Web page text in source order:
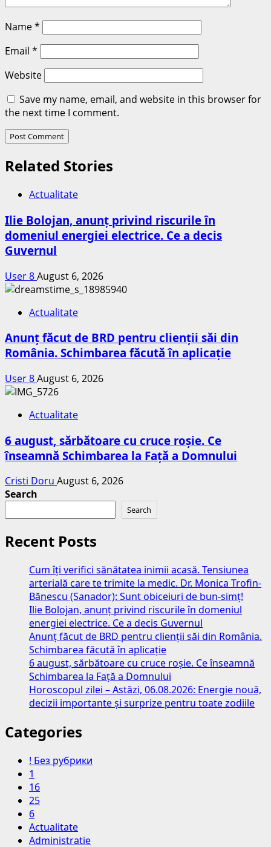
Name*
Email *
Website
Save my name, email, and website in this browser for
the next time I comment.
Related Stories
Actualitate
Ilie Bolojan, anunț privind riscurile în
domeniul energiei electrice. Ce a decis
Guvernul
User 8August 6, 2026
Actualitate
Anunț făcut de BRD pentru clienții săi din
România. Schimbarea făcută în aplicație
User 8August 6, 2026
Actualitate
6 august, sărbătoare cu cruce roșie. Ce
înseamnă Schimbarea la Față a Domnului
Cristi Doru August 6, 2026
Search
Search
Recent Posts
Cum îți verifici sănătatea inimii acasă. Tensiunea
arterială care te trimite la medic. Dr. Monica Trofin-
Bănescu (Sanador): Sunt obiceiuri de bun-simț!
Ilie Bolojan, anunț privind riscurile în domeniul
energiei electrice. Ce a decis Guvernul
Anunț făcut de BRD pentru clienții săi din România.
Schimbarea făcută în aplicație
6 august, sărbătoare cu cruce roșie. Ce înseamnă
Schimbarea la Față a Domnului
Horoscopul zilei – Astăzi, 06.08.2026: Energie nouă,
decizii importante și surprize pentru toate zodiile
Categories
! Без рубрики
1
16
25
6
Actualitate
Administratie